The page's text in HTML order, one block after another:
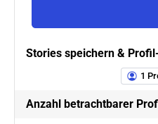
Stories speichern &
1
Anzahl betrachtbarer